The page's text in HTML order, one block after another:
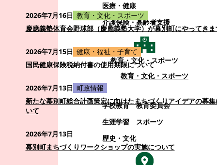
医療・健康
介護保険・高齢者支援
教育・文化・スポーツ
教育・文化・スポーツ
学校教育
教育委員会
生涯学習
スポーツ
歴史・文化
2026年7月16日 教育・文化・スポーツ
慶應義塾体育会野球部（慶應義塾大学）が幕別町にやってき
2026年7月15日 健康・福祉・子育て
国民健康保険税納付書の使用期限について
2026年7月13日 町政情報
新たな幕別町総合計画策定に向けたまちづくりアイデアの募
いて
2026年7月13日
幕別町まちづくりワークショップの実施について